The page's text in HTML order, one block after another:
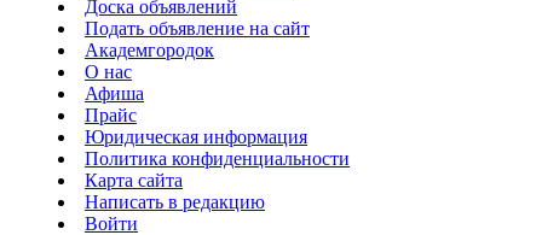
Доска объявлений
Подать объявление на сайт
Академгородок
О нас
Афиша
Прайс
Юридическая информация
Политика конфиденциальности
Карта сайта
Написать в редакцию
Войти